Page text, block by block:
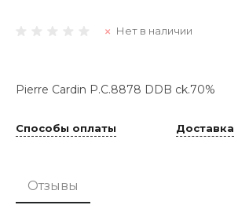
Нет в наличии
Pierre Cardin P.C.8878 DDB ck.70%
Способы оплаты Доставка
Отзывы